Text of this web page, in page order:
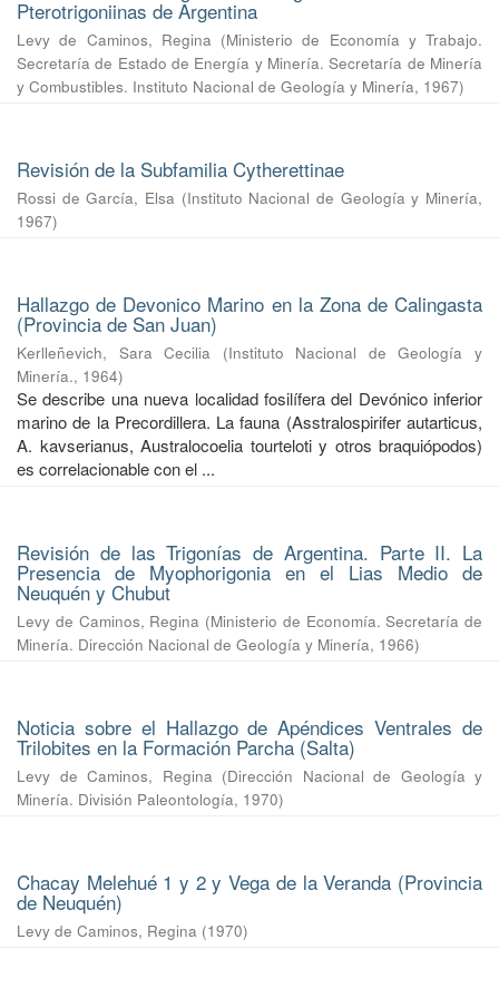
Pterotrigoniinas de Argentina
Levy de Caminos, Regina (Ministerio de Economía y Trabajo.
Secretaría de Estado de Energía y Minería. Secretaría de Minería
y Combustibles. Instituto Nacional de Geología y Minería, 1967)
Revisión de la Subfamilia Cytherettinae
Rossi de García, Elsa (Instituto Nacional de Geología y Minería,
1967)
Hallazgo de Devonico Marino en la Zona de Calingasta
(Provincia de San Juan)
Kerlleñevich, Sara Cecilia (Instituto Nacional de Geología y
Minería., 1964)
Se describe una nueva localidad fosilífera del Devónico inferior
marino de la Precordillera. La fauna (Asstralospirifer autarticus,
A. kavserianus, Australocoelia tourteloti y otros braquiópodos)
es correlacionable con el ...
Revisión de las Trigonías de Argentina. Parte II. La
Presencia de Myophorigonia en el Lias Medio de
Neuquén y Chubut
Levy de Caminos, Regina (Ministerio de Economía. Secretaría de
Minería. Dirección Nacional de Geología y Minería, 1966)
Noticia sobre el Hallazgo de Apéndices Ventrales de
Trilobites en la Formación Parcha (Salta)
Levy de Caminos, Regina (Dirección Nacional de Geología y
Minería. División Paleontología, 1970)
Chacay Melehué 1 y 2 y Vega de la Veranda (Provincia
de Neuquén)
Levy de Caminos, Regina (1970)